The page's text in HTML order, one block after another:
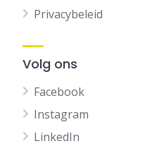
Privacybeleid
Volg ons
Facebook
Instagram
LinkedIn